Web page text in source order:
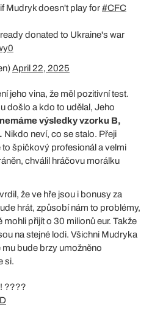
Mudryk doesn't play for#CFC
donated to Ukraine's war
April 22, 2025
jeho vina, že měl pozitivní test.
došlo a kdo to udělal, Jeho
výsledky vzorku B,
Nikdo neví, co se stalo. Přeji
špičkový profesionál a velmi
chválil hráčovu morálku
že ve hře jsou i bonusy za
hrát, způsobí nám to problémy,
přijít o 30 milionů eur. Takže
na stejné lodi. Všichni Mudryka
bude brzy umožněno
si.
????